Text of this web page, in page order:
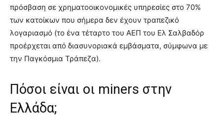
πρόσβαση σε χρηματοοικονομικές υπηρεσίες στο 70%
των κατοίκων που σήμερα δεν έχουν τραπεζικό
λογαριασμό (το ένα τέταρτο του ΑΕΠ του Ελ Σαλβαδόρ
προέρχεται από διασυνοριακά εμβάσματα, σύμφωνα με
την Παγκόσμια Τράπεζα).
Πόσοι είναι οι miners στην
Ελλάδα;